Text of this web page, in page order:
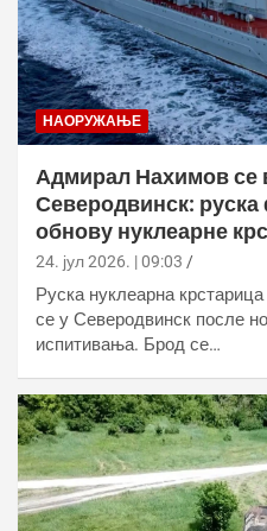
НАОРУЖАЊЕ
Адмирал Нахимов се
Северодвинск: руска
обнову нуклеарне
24. јул 2026. | 09:03
Руска нуклеарна
се у Северодвинск после
испитивања. Брод се…